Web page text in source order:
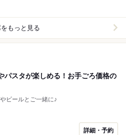
もっと見る
パスタが楽しめる！お手ごろ価格の
ビールとご一緒に♪
詳細・予約